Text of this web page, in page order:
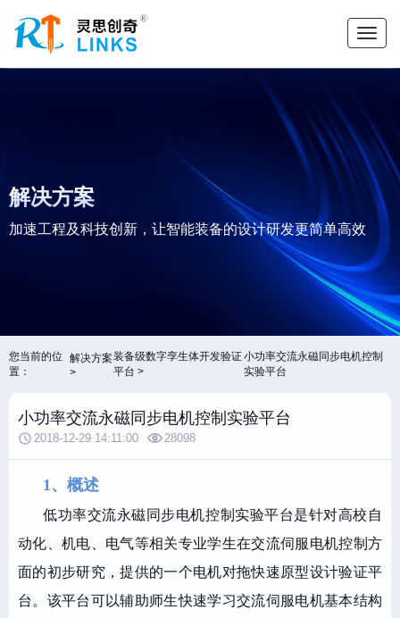
解决方案
加速工程及科技创新，让智能装备的设计研发更简单高效
您当前的位
置：
解决方案装备级数字孪生体开发验证
平台
小功率交流永磁同步电机控制
实验平台
小功率交流永磁同步电机控制实验平台
2018-12-29 14:11:00 28098
1、概述
低功率交流永磁同步电机控制实验平台是针对高校自
动化、机电、电气等相关专业学生在交流伺服电机控制方
面的初步研究，提供的一个电机对拖快速原型设计验证平
台。该平台可以辅助师生快速学习交流伺服电机基本结构